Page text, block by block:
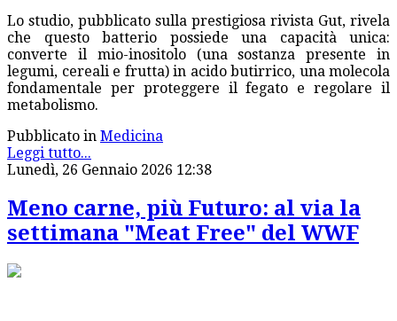
Lo studio, pubblicato sulla prestigiosa rivista Gut, rivela
che questo batterio possiede una capacità unica:
converte il mio-inositolo (una sostanza presente in
legumi, cereali e frutta) in acido butirrico, una molecola
fondamentale per proteggere il fegato e regolare il
metabolismo.
Pubblicato in Medicina
Leggi tutto...
Lunedì, 26 Gennaio 2026 12:38
Meno carne, più Futuro: al via la
settimana "Meat Free" del WWF